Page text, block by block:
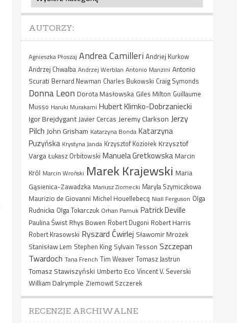
AUTORZY:
Agnieszka Płoszaj Andrea Camilleri Andriej Kurkow
Andrzej Chwalba Andrzej Werblan Antonio Manzini Antonio
Scurati Bernard Newman Charles Bukowski Craig Symonds
Donna Leon Dorota Masłowska Giles Milton Guillaume
Musso Haruki Murakami Hubert Klimko-Dobrzaniecki
Igor Brejdygant Javier Cercas Jeremy Clarkson Jerzy
Pilch John Grisham Katarzyna Bonda Katarzyna
Puzyńska Krystyna Janda Krzysztof Koziołek Krzysztof
Varga Łukasz Orbitowski Manuela Gretkowska Marcin
Król Marcin Wroński Marek Krajewski Maria
Gąsienica-Zawadzka Mariusz Ziomecki Maryla Szymiczkowa
Maurizio de Giovanni Michel Houellebecq Niall Ferguson Olga
Rudnicka Olga Tokarczuk Orhan Pamuk Patrick Deville
Paulina Świst Rhys Bowen Robert Dugoni Robert Harris
Robert Krasowski Ryszard Ćwirlej Sławomir Mrożek
Stanisław Lem Stephen King Sylvain Tesson Szczepan
Twardoch Tana French Tim Weaver Tomasz Jastrun
Tomasz Stawiszyński Umberto Eco Vincent V. Severski
William Dalrymple Ziemowit Szczerek
RECENZJE ARCHIWALNE